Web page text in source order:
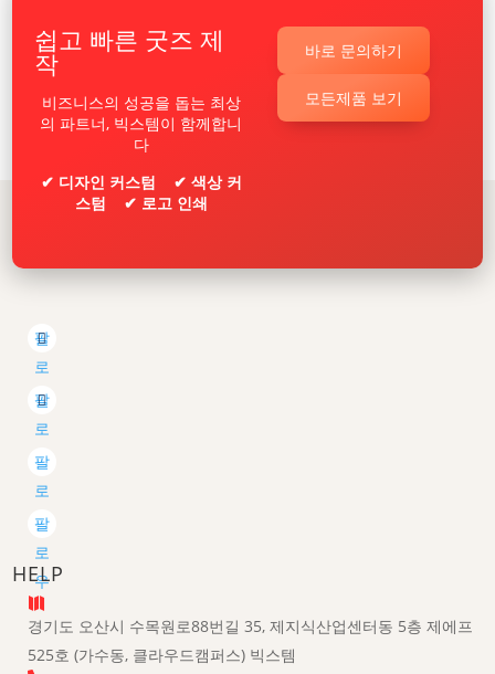
쉽고 빠른 굿즈 제
작
비즈니스의 성공을 돕는 최상
의 파트너, 빅스템이 함께합니
다
✔ 디자인 커스텀 ✔ 색상 커
스텀 ✔ 로고 인쇄
바로 문의하기
모든제품 보기
팔
로
우
팔
로
우
팔
로
우
팔
로
우
HELP

경기도 오산시 수목원로88번길 35, 제지식산업센터동 5층 제에프
525호 (가수동, 클라우드캠퍼스) 빅스템